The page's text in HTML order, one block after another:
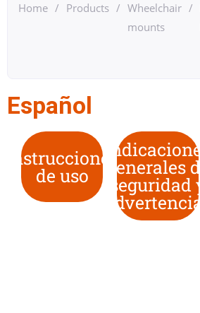
Home / Products / Wheelchair
mounts
/
Español
Instrucciones
de uso
Indicaciones
generales de
seguridad y
advertencias